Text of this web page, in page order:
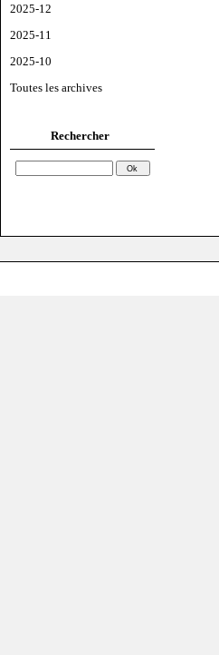
2025-12
2025-11
2025-10
Toutes les archives
Rechercher